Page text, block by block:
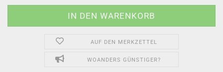
AUF DEN MERKZETTEL
WOANDERS GÜNSTIGER?